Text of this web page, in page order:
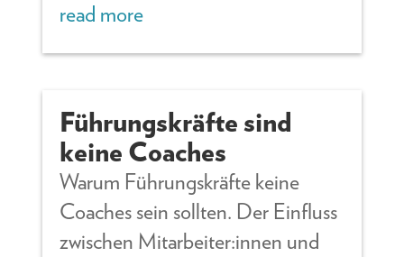
read more
Führungskräfte sind
keine Coaches
Warum Führungskräfte keine
Coaches sein sollten. Der Einfluss
zwischen Mitarbeiter:innen und